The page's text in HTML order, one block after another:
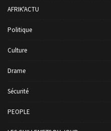
AFRIK'ACTU
Politique
Culture
Drame
Sécurité
PEOPLE